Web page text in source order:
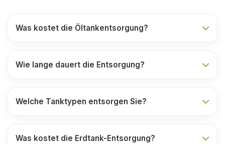
Was kostet die Öltankentsorgung?
Wie lange dauert die Entsorgung?
Welche Tanktypen entsorgen Sie?
Was kostet die Erdtank-Entsorgung?